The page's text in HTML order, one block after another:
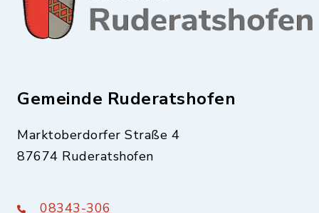
Gemeinde Ruderatshofen
Marktoberdorfer Straße 4
87674 Ruderatshofen
08343-306